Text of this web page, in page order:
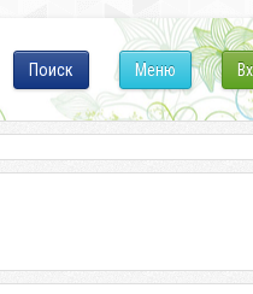
Меню
Поиск